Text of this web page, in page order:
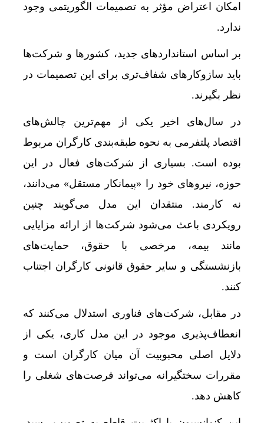
امکان اعتراض مؤثر به تصمیمات الگوریتمی وجود
ندارد.
بر اساس استانداردهای جدید، کشورها و شرکت‌ها
باید سازوکارهای شفاف‌تری برای این تصمیمات در
نظر بگیرند.
در سال‌های اخیر یکی از مهم‌ترین چالش‌های
اقتصاد پلتفرمی به نحوه طبقه‌بندی کارگران مربوط
بوده است. بسیاری از شرکت‌های فعال در این
حوزه، نیروهای خود را «پیمانکار مستقل» می‌دانند،
نه کارمند. منتقدان این مدل می‌گویند چنین
رویکردی باعث می‌شود شرکت‌ها از ارائه مزایایی
مانند بیمه، مرخصی با حقوق، حمایت‌های
بازنشستگی و سایر حقوق قانونی کارگران اجتناب
کنند.
در مقابل، شرکت‌های فناوری استدلال می‌کنند که
انعطاف‌پذیری موجود در این مدل کاری، یکی از
دلایل اصلی محبوبیت آن میان کارگران است و
مقررات سختگیرانه می‌تواند فرصت‌های شغلی را
کاهش دهد.